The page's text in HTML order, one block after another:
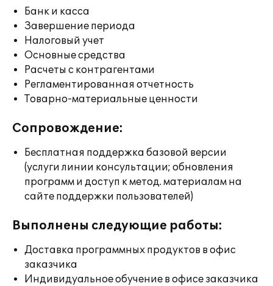
Банк и касса
Завершение периода
Налоговый учет
Основные средства
Расчеты с контрагентами
Регламентированная отчетность
Товарно-материальные ценности
Сопровождение:
Бесплатная поддержка базовой версии
(услуги линии консультации; обновления
программ и доступ к метод. материалам на
сайте поддержки пользователей)
Выполнены следующие работы:
Доставка программных продуктов в офис
заказчика
Индивидуальное обучение в офисе заказчика